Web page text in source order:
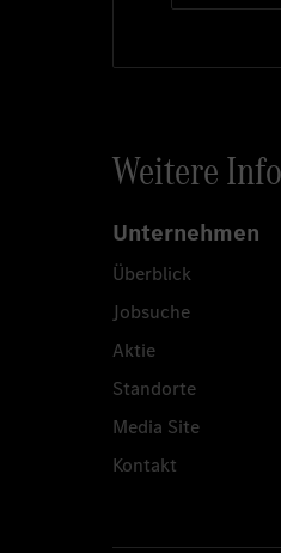
Weitere
Unternehmen
Überblick
Jobsuche
Aktie
Standorte
Media Site
Kontakt